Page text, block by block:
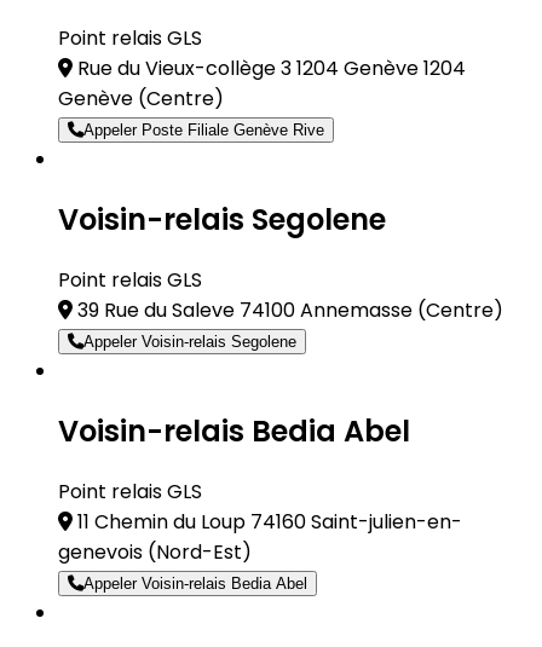
Point relais GLS
Rue du Vieux-collège 3 1204 Genève 1204
Genève (Centre)
Appeler Poste Filiale Genève Rive
Voisin-relais Segolene
Point relais GLS
39 Rue du Saleve 74100 Annemasse (Centre)
Appeler Voisin-relais Segolene
Voisin-relais Bedia Abel
Point relais GLS
11 Chemin du Loup 74160 Saint-julien-en-
genevois (Nord-Est)
Appeler Voisin-relais Bedia Abel